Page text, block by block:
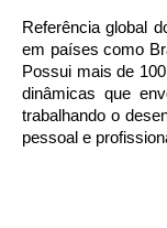
Referência global
em países como
Possui mais de
dinâmicas que
trabalhando o
pessoal e